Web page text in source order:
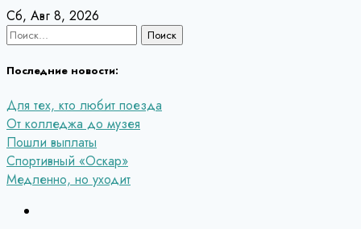
Перейти
к
Сб, Авг 8, 2026
Найти:
Последние новости:
Для тех, кто любит поезда
От колледжа до музея
Пошли выплаты
Спортивный «Оскар»
Медленно, но уходит